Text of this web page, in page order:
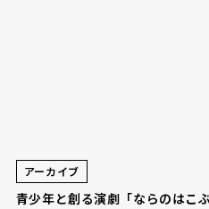
アーカイブ
青少年と創る演劇「ならのはこ